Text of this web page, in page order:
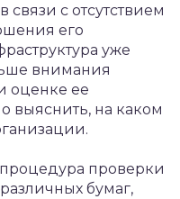
с отсутствием
его
уже
внимания
оценке ее
выяснить, на каком
проверки
бумаг,